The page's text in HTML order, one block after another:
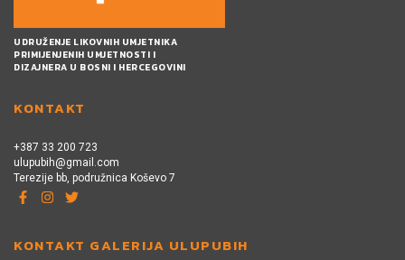
UDRUŽENJE LIKOVNIH UMJETNIKA
PRIMIJENJENIH UMJETNOSTI I
DIZAJNERA U BOSNI I HERCEGOVINI
KONTAKT
+387 33 200 723
ulupubih@gmail.com
Terezije bb, podružnica Koševo 7
KONTAKT GALERIJA ULUPUBIH